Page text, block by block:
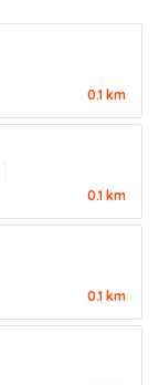
0.1 km
0.1 km
0.1 km